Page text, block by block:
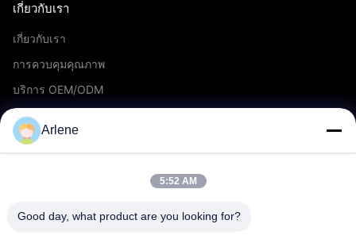
เกี่ยวกับเรา
เกี่ยวกับเรา
การควบคุมคุณภาพ
บริการ OEM/ODM
กิจกรรมและข่าวสาร
คำถามที่พบบ่อย
Arlene
5:52 AM
Good day, what product are you looking for?